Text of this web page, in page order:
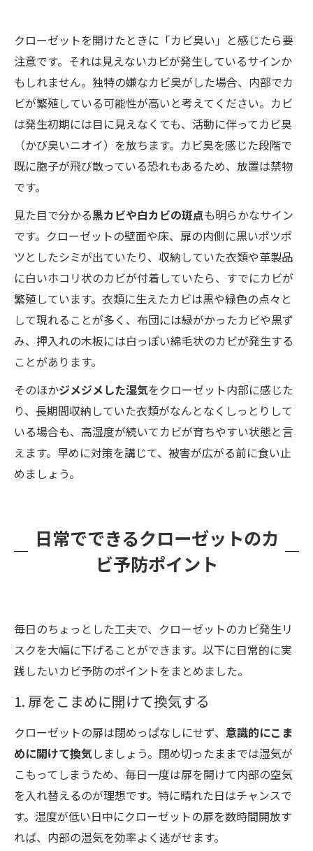
クローゼットを開けたときに「カビ臭い」と感じたら要
注意です。それは見えないカビが発生しているサインか
もしれません。独特の嫌なカビ臭がした場合、内部でカ
ビが繁殖している可能性が高いと考えてください。カビ
は発生初期には目に見えなくても、活動に伴ってカビ臭
（かび臭いニオイ）を放ちます。カビ臭を感じた段階で
既に胞子が飛び散っている恐れもあるため、放置は禁物
です。
見た目で分かる黒カビや白カビの斑点も明らかなサイン
です。クローゼットの壁面や床、扉の内側に黒いポツポ
ツとしたシミが出ていたり、収納していた衣類や革製品
に白いホコリ状のカビが付着していたら、すでにカビが
繁殖しています。衣類に生えたカビは黒や緑色の点々と
して現れることが多く、布団には緑がかったカビや黒ず
み、押入れの木板には白っぽい綿毛状のカビが発生する
ことがあります。
そのほかジメジメした湿気をクローゼット内部に感じた
り、長期間収納していた衣類がなんとなくしっとりして
いる場合も、高湿度が続いてカビが育ちやすい状態と言
えます。早めに対策を講じて、被害が広がる前に食い止
めましょう。
日常でできるクローゼットのカ
ビ予防ポイント
毎日のちょっとした工夫で、クローゼットのカビ発生リ
スクを大幅に下げることができます。以下に日常的に実
践したいカビ予防のポイントをまとめました。
1. 扉をこまめに開けて換気する
クローゼットの扉は閉めっぱなしにせず、 意識的にこま
めに開けて換気しましょう。閉め切ったままでは湿気が
こもってしまうため、毎日一度は扉を開けて内部の空気
を入れ替えるのが理想です。特に晴れた日はチャンスで
す。湿度が低い日中にクローゼットの扉を数時間開放す
れば、内部の湿気を効率よく逃がせます。